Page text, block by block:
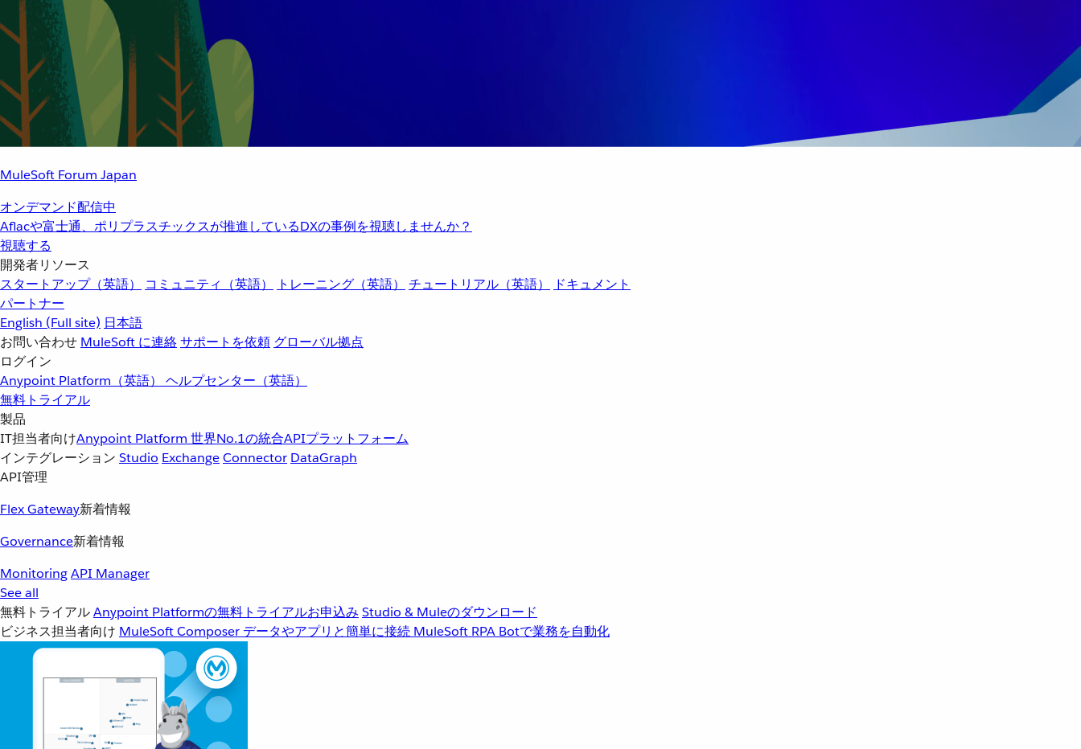
MuleSoft Forum Japan
オンデマンド配信中
Aflacや富士通、ポリプラスチックスが推進しているDXの事例を視聴しませんか？
視聴する
開発者リソース
スタートアップ（英語）
コミュニティ（英語） トレーニング（英語） チュートリアル（英語）
ドキュメント
パートナー
English (Full site) 日本語
お問い合わせ MuleSoft に連絡サポートを依頼 グローバル拠点
ログイン
Anypoint Platform（英語） ヘルプセンター（英語）
無料トライアル
製品
IT担当者向けAnypoint Platform 世界No.1の統合APIプラットフォーム
インテグレーション Studio ExchangeConnector DataGraph
API管理
Flex Gateway新着情報
Governance新着情報
MonitoringAPI Manager
See all
無料トライアルAnypoint Platformの無料トライアルお申込み Studio & Muleのダウンロード
ビジネス担当者向け MuleSoft Composer データやアプリと簡単に接続 MuleSoft RPA Botで業務を自動化